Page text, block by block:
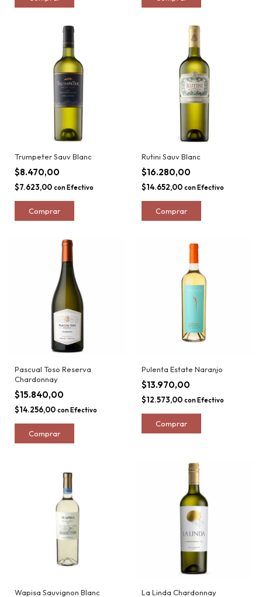
Trumpeter Sauv Blanc
$8.470,00
$7.623,00 conEfectivo
Rutini Sauv Blanc
$16.280,00
$14.652,00 conEfectivo
Pascual Toso Reserva
Chardonnay
$15.840,00
$14.256,00 con Efectivo
Pulenta Estate Naranjo
$13.970,00
$12.573,00 con Efectivo
Wapisa Sauvignon Blanc La Linda Chardonnay